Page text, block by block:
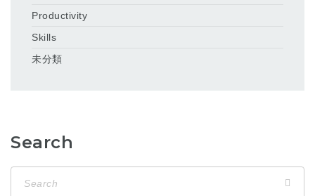
Productivity
Skills
未分類
Search